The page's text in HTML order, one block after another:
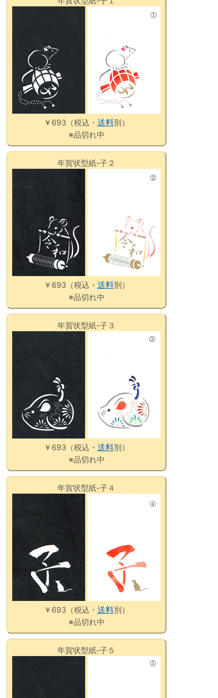
￥693（税込・ 送料別）
※品切れ中
年賀状型紙-子２
￥693（税込・ 送料別）
※品切れ中
年賀状型紙-子３
￥693（税込・ 送料別）
※品切れ中
年賀状型紙-子４
￥693（税込・ 送料別）
※品切れ中
年賀状型紙-子５